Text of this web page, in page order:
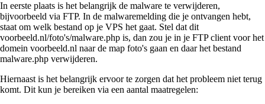
In eerste plaats is het belangrijk de malware te verwijderen,
bijvoorbeeld via FTP. In de malwaremelding die je ontvangen hebt,
staat om welk bestand op je VPS het gaat. Stel dat dit
voorbeeld.nl/foto's/malware.php is, dan zou je in je FTP client voor het
domein voorbeeld.nl naar de map foto's gaan en daar het bestand
malware.php verwijderen.
Hiernaast is het belangrijk ervoor te zorgen dat het probleem niet terug
komt. Dit kun je bereiken via een aantal maatregelen: